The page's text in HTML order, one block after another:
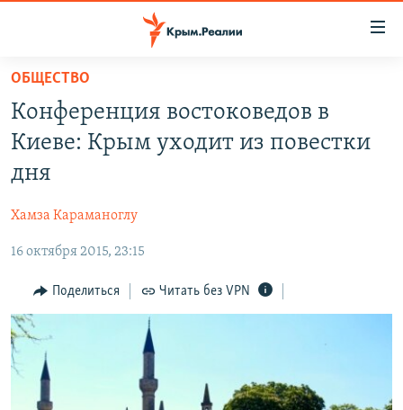
Вернуться
основному
содержанию
главной
навигации
Вернутся
поиску
НОВОСТИ
СПЕЦПРОЕКТЫ
11 ЛЕТ ОККУПАЦИИ КРЫМА. 11 ИСТОРИЙ СОПРОТИВЛЕНИЯ
ЕЩЕ
ИНТЕРАКТИВ
ИНФОГРАФИКА
ТЕЛЕПРОЕКТ КРЫМ.РЕАЛИИ
СОВЕТЫ ПРАВОЗАЩИТНИКОВ
ПРОПАВШИЕ БЕЗ ВЕСТИ
РАДІО СВОБОДА
КАК ОБОЙТИ БЛОКИРОВКУ
Українською
Qırımtatar
ОБЩЕСТВО
Конференция востоковедов в
Киеве: Крым уходит из повестки
дня
Хамза Караманоглу
16 октября 2015, 23:15
Поделиться Читать без VPN